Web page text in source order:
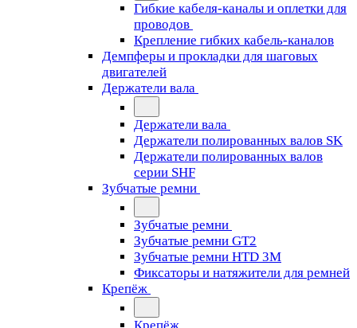
Гибкие кабеля-каналы и оплетки для
проводов
Крепление гибких кабель-каналов
Демпферы и прокладки для шаговых
двигателей
Держатели вала
Держатели вала
Держатели полированных валов SK
Держатели полированных валов
серии SHF
Зубчатые ремни
Зубчатые ремни
Зубчатые ремни GT2
Зубчатые ремни HTD 3M
Фиксаторы и натяжители для ремней
Крепёж